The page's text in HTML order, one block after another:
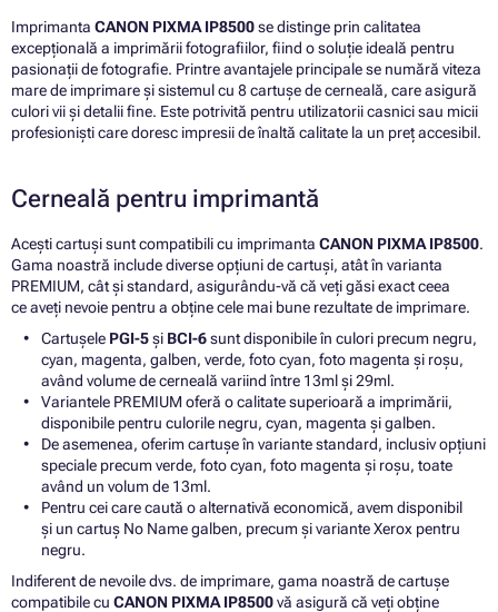
Imprimanta CANON PIXMA IP8500se distinge prin calitatea
excepțională a imprimării fotografiilor, fiind o soluție ideală pentru
pasionații de fotografie. Printre avantajele principale se numără viteza
mare de imprimare și sistemul cu 8 cartușe de cerneală, care asigură
culori vii și detalii fine. Este potrivită pentru utilizatorii casnici sau micii
profesioniști care doresc impresii de înaltă calitate la un preț accesibil.
Cerneală pentru imprimantă
Acești cartuși sunt compatibili cu imprimanta CANON PIXMA IP8500.
Gama noastră include diverse opțiuni de cartuși, atât în varianta
PREMIUM, cât și standard, asigurându-vă că veți găsi exact ceea
ce aveți nevoie pentru a obține cele mai bune rezultate de imprimare.
Cartușele PGI-5și BCI-6sunt disponibile în culori precum negru,
cyan, magenta, galben, verde, foto cyan, foto magenta și roșu,
având volume de cerneală variind între 13ml și 29ml.
Variantele PREMIUM oferă o calitate superioară a imprimării,
disponibile pentru culorile negru, cyan, magenta și galben.
De asemenea, oferim cartușe în variante standard, inclusiv opțiuni
speciale precum verde, foto cyan, foto magenta și roșu, toate
având un volum de 13ml.
Pentru cei care caută o alternativă economică, avem disponibil
și un cartuș No Name galben, precum și variante Xerox pentru
negru.
Indiferent de nevoile dvs. de imprimare, gama noastră de cartușe
compatibile cu CANON PIXMA IP8500vă asigură că veți obține